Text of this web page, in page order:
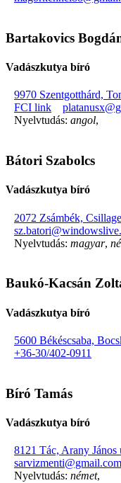
Bartakovics
Vadászkutya bíró
9970 Szentgotthárd,
FCI link
Nyelvtudás: angol,
Bátori Szabolcs
Vadászkutya bíró
2072 Zsámbék,
Nyelvtudás: magyar,
Baukó-Kacsán
Vadászkutya bíró
5600 Békéscsaba,
+36-30/402-0911
Bíró Tamás
Vadászkutya bíró
8121 Tác, Arany János
sarvizmenti@gmail.com
Nyelvtudás: német,